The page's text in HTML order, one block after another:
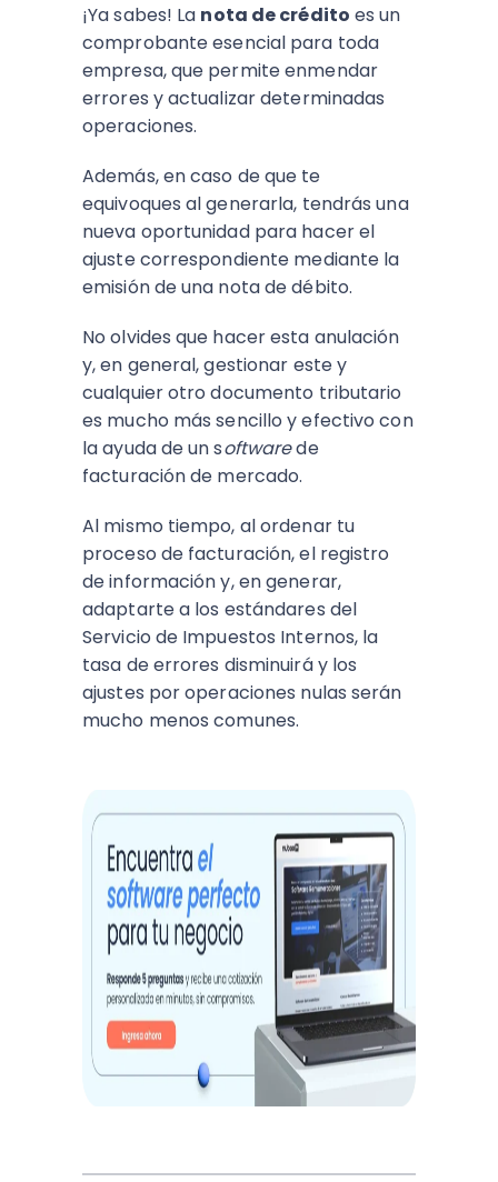
¡Ya sabes! La nota de crédito es un
comprobante esencial para toda
empresa, que permite enmendar
errores y actualizar determinadas
operaciones.
Además, en caso de que te
equivoques al generarla, tendrás una
nueva oportunidad para hacer el
ajuste correspondiente mediante la
emisión de una nota de débito.
No olvides que hacer esta anulación
y, en general, gestionar este y
cualquier otro documento tributario
es mucho más sencillo y efectivo con
la ayuda de un softwarede
facturación de mercado.
Al mismo tiempo, al ordenar tu
proceso de facturación, el registro
de información y, en generar,
adaptarte a los estándares del
Servicio de Impuestos Internos, la
tasa de errores disminuirá y los
ajustes por operaciones nulas serán
mucho menos comunes.